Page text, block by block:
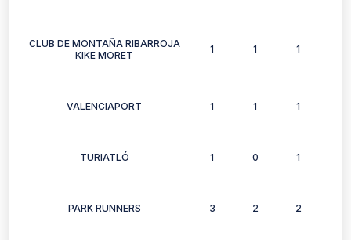
CLUB DE MONTAÑA RIBARROJA
KIKE MORET
1 1 1
VALENCIAPORT 1 1 1
TURIATLÓ 1 0 1
PARK RUNNERS 3 2 2